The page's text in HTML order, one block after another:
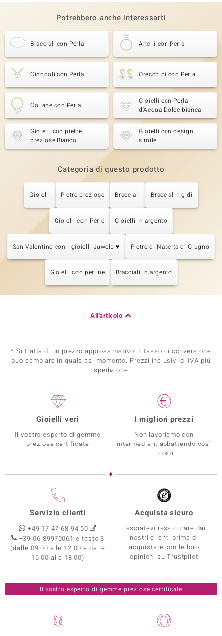
Potrebbero anche interessarti
Bracciali con Perla Anelli con Perla
Ciondoli con Perla Orecchini con Perla
Collane con Perla
Gioielli con Perla
d'Acqua Dolce bianca
Gioielli con pietre
preziose Bianco
Gioielli con design
simile
Categoria di questo prodotto
Gioielli Pietre preziose Bracciali Bracciali rigidi
Gioielli con Perle Gioielli in argento
San Valentino con i gioielli Juwelo ♥ Pietre di Nascita di Giugno
Gioielli con perline Bracciali in argento
All'articolo
* Si tratta di un prezzo approssimativo. Il tasso di conversione
può cambiare in qualsiasi momento. Prezzi inclusivi di IVA piú
spedizione
Gioielli veri
Il vostro esperto di gemme
preziose certificate
I migliori prezzi
Non lavoriamo con
intermediari, abbattendo così
i costi
Servizio clienti
+49 17 47 68 94 50
+39 06 89970061 e tasto 3
(dalle 09:00 alle 12:00 e dalle
16:00 alle 18:00)
Acquista sicuro
Lasciatevi rassicurare dai
nostri clienti prima di
acquistare con le loro
opinioni su Trustpilot
Il vostro esperto di gemme preziose certificate